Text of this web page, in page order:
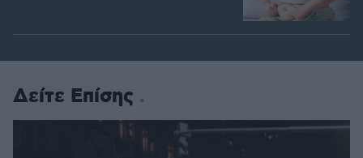
Δείτε Επίσης